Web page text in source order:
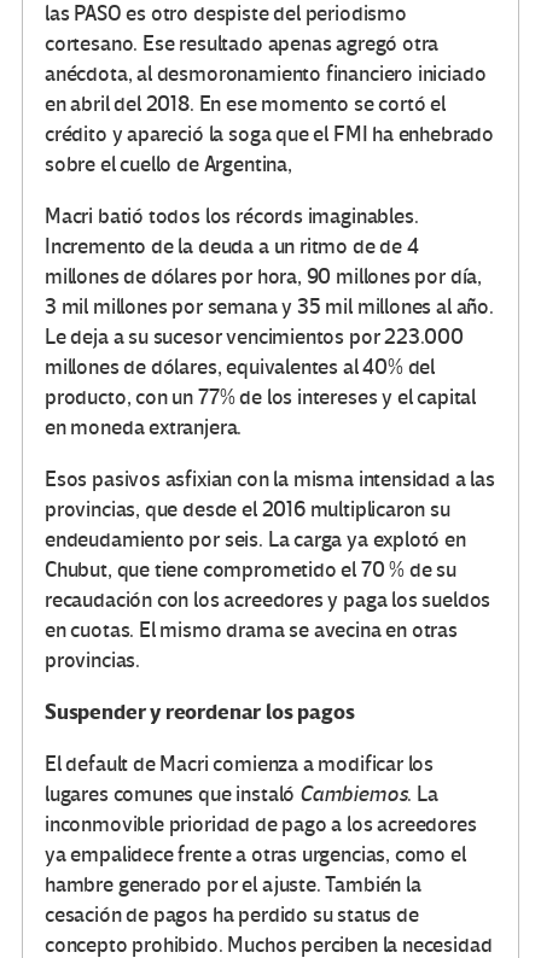
las PASO es otro despiste del periodismo
cortesano. Ese resultado apenas agregó otra
anécdota, al desmoronamiento financiero iniciado
en abril del 2018. En ese momento se cortó el
crédito y apareció la soga que el FMI ha enhebrado
sobre el cuello de Argentina,
Macri batió todos los récords imaginables.
Incremento de la deuda a un ritmo de de 4
millones de dólares por hora, 90 millones por día,
3 mil millones por semana y 35 mil millones al año.
Le deja a su sucesor vencimientos por 223.000
millones de dólares, equivalentes al 40% del
producto, con un 77% de los intereses y el capital
en moneda extranjera.
Esos pasivos asfixian con la misma intensidad a las
provincias, que desde el 2016 multiplicaron su
endeudamiento por seis. La carga ya explotó en
Chubut, que tiene comprometido el 70 % de su
recaudación con los acreedores y paga los sueldos
en cuotas. El mismo drama se avecina en otras
provincias.
Suspender y reordenar los pagos
El default de Macri comienza a modificar los
lugares comunes que instaló Cambiemos. La
inconmovible prioridad de pago a los acreedores
ya empalidece frente a otras urgencias, como el
hambre generado por el ajuste. También la
cesación de pagos ha perdido su status de
concepto prohibido. Muchos perciben la necesidad